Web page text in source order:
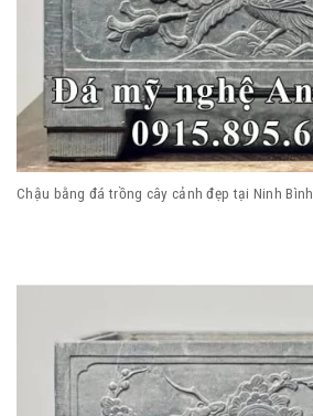
Chậu bằng đá trồng cây cảnh đẹp tại Ninh Bình